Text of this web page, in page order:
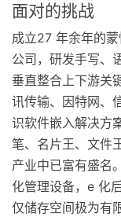
面对的挑战
成立27 年余年的
公司，研发手写、
垂直整合上下游关
讯传输、因特网、
识软件嵌入解决方
笔、名片王、文件
产业中已富有盛名
化管理设备，e 化
仅储存空间极为有